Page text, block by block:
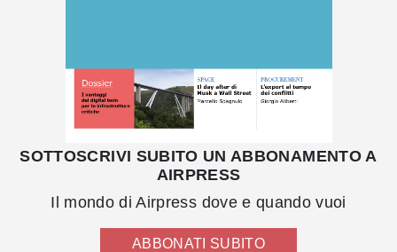
SOTTOSCRIVI SUBITO UN ABBONAMENTO A
AIRPRESS
Il mondo di Airpress dove e quando vuoi
ABBONATI SUBITO